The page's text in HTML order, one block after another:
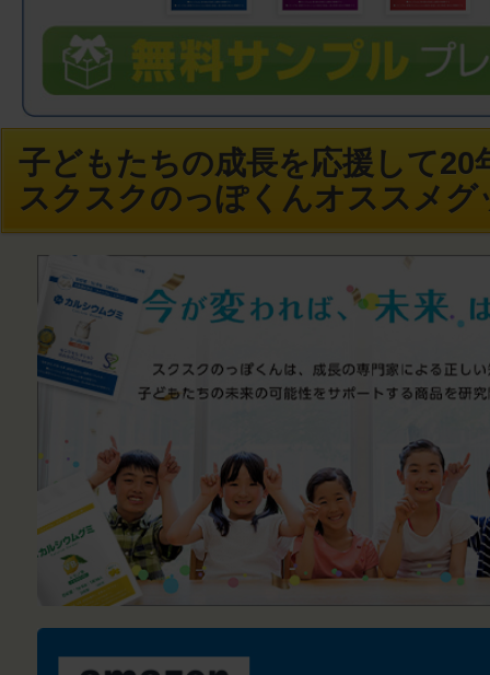
子どもたちの成長を応援して20
スクスクのっぽくんオススメグ